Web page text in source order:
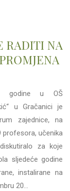
RADITI NA
godine u OŠ
u Gračanici je
zajednice, na
profesora, učenika
za koje
sljedeće godine
instalirane na
20...